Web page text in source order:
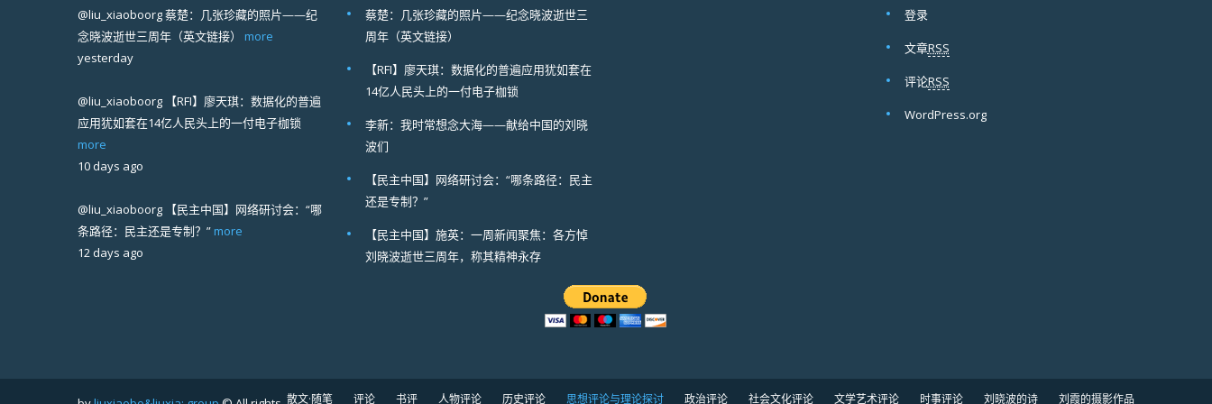
@liu_xiaoboorg蔡楚：几张珍藏的照片——纪
念晓波逝世三周年（英文链接） more
yesterday
@liu_xiaoboorg 【RFI】廖天琪：数据化的普遍
应用犹如套在14亿人民头上的一付电子枷锁
more
10 days ago
@liu_xiaoboorg 【民主中国】网络研讨会：“哪
条路径：民主还是专制？” more
12 days ago
蔡楚：几张珍藏的照片——纪念晓波逝世三
周年（英文链接）
【RFI】廖天琪：数据化的普遍应用犹如套在
14亿人民头上的一付电子枷锁
李新：我时常想念大海——献给中国的刘晓
波们
【民主中国】网络研讨会：“哪条路径：民主
还是专制？”
【民主中国】施英：一周新闻聚焦：各方悼
刘晓波逝世三周年，称其精神永存
登录
文章RSS
评论RSS
WordPress.org
散文·随笔 评论 书评 人物评论 历史评论 思想评论与理论探讨 政治评论 社会文化评论 文学艺术评论 时事评论 刘晓波的诗 刘霞的摄影作品